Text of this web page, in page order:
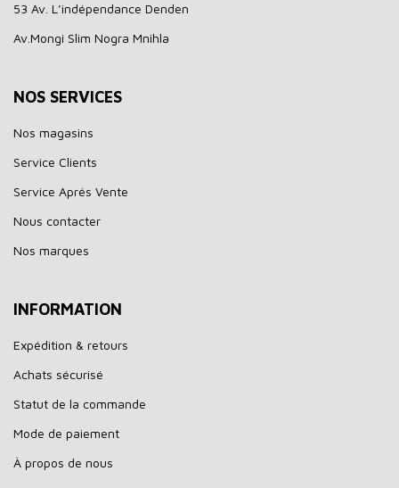
53 Av. L’indépendance Denden
Av.Mongi Slim Nogra Mnihla
NOS SERVICES
Nos magasins
Service Clients
Service Aprés Vente
Nous contacter
Nos marques
INFORMATION
Expédition & retours
Achats sécurisé
Statut de la commande
Mode de paiement
À propos de nous